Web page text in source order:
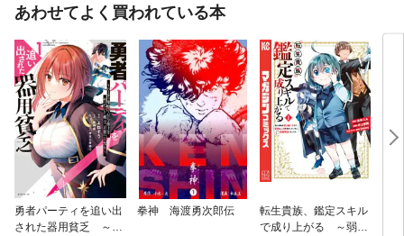
あわせてよく買われている本
勇者パーティを追い出
された器用貧乏 ～パ
拳神 海渡勇次郎伝
転生貴族、鑑定スキル
で成り上がる ～弱小